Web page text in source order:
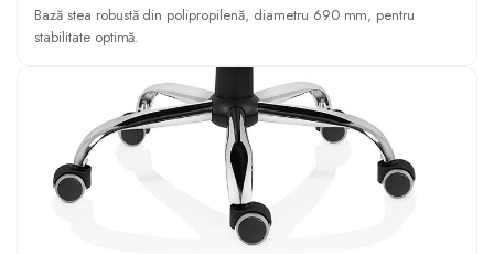
Bază stea robustă din polipropilenă, diametru 690 mm, pentru
stabilitate optimă.